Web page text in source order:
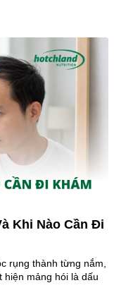
Khi Nào Cần Đi
rụng thành từng nắm,
mảng hói là dấu